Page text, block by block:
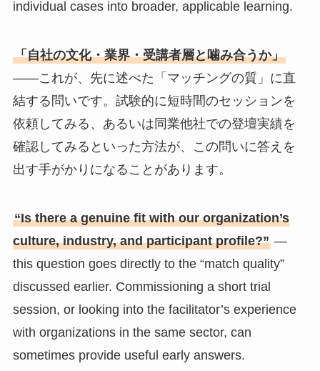
individual cases into broader, applicable learning.
「自社の文化・業界・受講者層と噛み合うか」
——これが、先に述べた「マッチングの質」に直
結する問いです。試験的に短時間のセッションを
依頼してみる、あるいは同業他社での登壇実績を
確認してみるといった方法が、この問いに答えを
出す手がかりになることがあります。
“Is there a genuine fit with our organization’s
culture, industry, and participant profile?”—
this question goes directly to the “match quality”
discussed earlier. Commissioning a short trial
session, or looking into the facilitator’s experience
with organizations in the same sector, can
sometimes provide useful early answers.